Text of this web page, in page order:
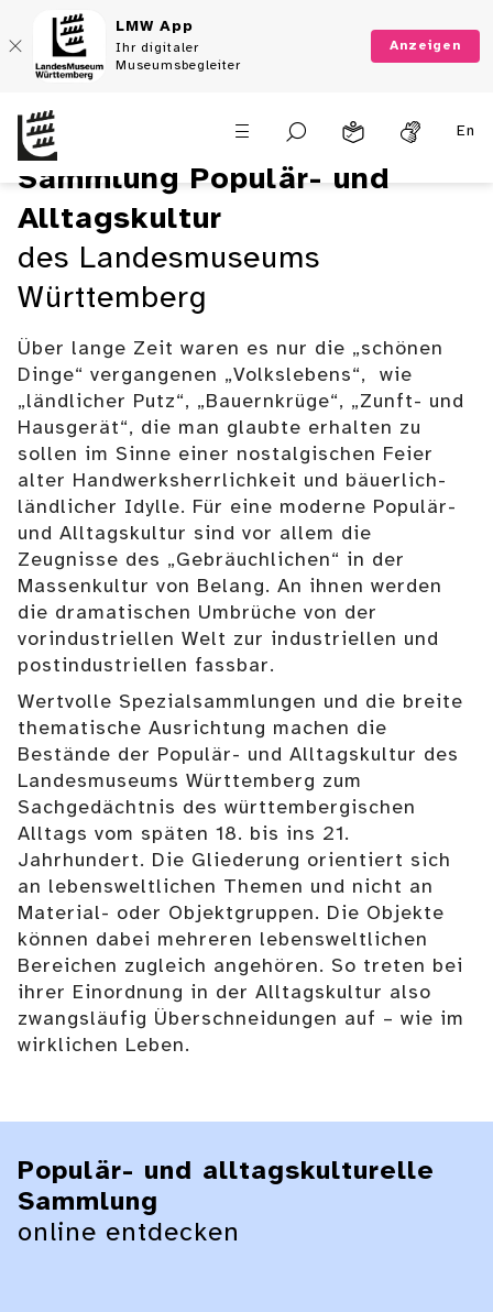
LMW App
Ihr digitaler
Museumsbegleiter
Anzeigen
En
Populär- und
Alltagskultur
Sammlung
Sammlung online
Sammlung Populär- und
Alltagskultur
des Landesmuseums
Württemberg
Über lange Zeit waren es nur die „schönen
Dinge“ vergangenen „Volkslebens“, wie
„ländlicher Putz“, „Bauernkrüge“, „Zunft- und
Hausgerät“, die man glaubte erhalten zu
sollen im Sinne einer nostalgischen Feier
alter Handwerksherrlichkeit und bäuerlich-
ländlicher Idylle. Für eine moderne Populär-
und Alltagskultur sind vor allem die
Zeugnisse des „Gebräuchlichen“ in der
Massenkultur von Belang. An ihnen werden
die dramatischen Umbrüche von der
vorindustriellen Welt zur industriellen und
postindustriellen fassbar.
Wertvolle Spezialsammlungen und die breite
thematische Ausrichtung machen die
Bestände der Populär- und Alltagskultur des
Landesmuseums Württemberg zum
Sachgedächtnis des württembergischen
Alltags vom späten 18. bis ins 21.
Jahrhundert. Die Gliederung orientiert sich
an lebensweltlichen Themen und nicht an
Material- oder Objektgruppen. Die Objekte
können dabei mehreren lebensweltlichen
Bereichen zugleich angehören. So treten bei
ihrer Einordnung in der Alltagskultur also
zwangsläufig Überschneidungen auf – wie im
wirklichen Leben.
Populär- und alltagskulturelle
Sammlung
online entdecken